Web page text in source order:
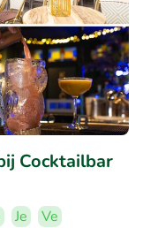
Cocktailbar
Je
Ve